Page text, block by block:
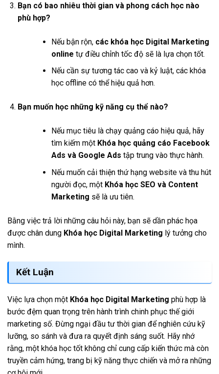
Bạn có bao nhiêu thời gian và phong cách học nào
phù hợp?
Nếu bận rộn, các khóa học Digital Marketing
online tự điều chỉnh tốc độ sẽ là lựa chọn tốt.
Nếu cần sự tương tác cao và kỷ luật, các khóa
học offline có thể hiệu quả hơn.
Bạn muốn học những kỹ năng cụ thể nào?
Nếu mục tiêu là chạy quảng cáo hiệu quả, hãy
tìm kiếm một Khóa học quảng cáo Facebook
Ads và Google Ads tập trung vào thực hành.
Nếu muốn cải thiện thứ hạng website và thu hút
người đọc, một Khóa học SEO và Content
Marketing sẽ là ưu tiên.
Bằng việc trả lời những câu hỏi này, bạn sẽ dần phác họa
được chân dung Khóa học Digital Marketing lý tưởng cho
mình.
Kết Luận
Việc lựa chọn một Khóa học Digital Marketing phù hợp là
bước đệm quan trọng trên hành trình chinh phục thế giới
marketing số. Đừng ngại đầu tư thời gian để nghiên cứu kỹ
lưỡng, so sánh và đưa ra quyết định sáng suốt. Hãy nhớ
rằng, một khóa học tốt không chỉ cung cấp kiến thức mà còn
truyền cảm hứng, trang bị kỹ năng thực chiến và mở ra những